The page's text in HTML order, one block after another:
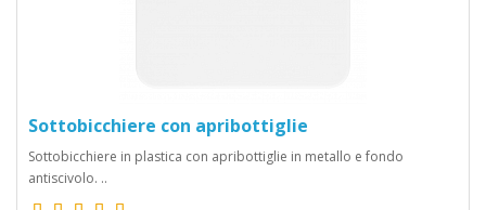
Sottobicchiere con apribottiglie
Sottobicchiere in plastica con apribottiglie in metallo e fondo
antiscivolo. ..